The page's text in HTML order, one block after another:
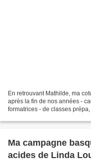
En retrouvant Mathilde, ma
après la fin de nos années -
formatrices - de classes
Ma campagne
acides de Linda